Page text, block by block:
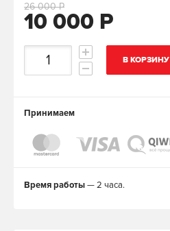
10 000 Р
26 000 Р
В КОРЗИНУ
Принимаем
Время работы— 2 часа.